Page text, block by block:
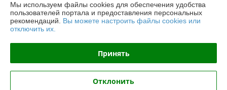
Мы используем файлы cookies для обеспечения удобства
пользователей портала и предоставления персональных
рекомендаций. Вы можете настроить файлы cookies или
отключить их.
Принять
Отклонить